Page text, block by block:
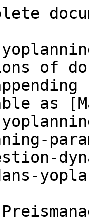
of
as